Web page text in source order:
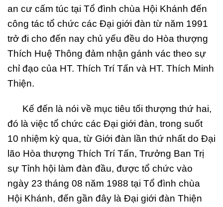
an cư cấm túc tại Tổ đình chùa Hội Khánh đến
công tác tổ chức các Đại giới đàn từ năm 1991
trở đi cho đến nay chủ yếu đều do Hòa thượng
Thích Huệ Thông đảm nhận gánh vác theo sự
chỉ đạo của HT. Thích Trí Tấn và HT. Thích Minh
Thiện.
Kế đến là nói về mục tiêu tối thượng thứ hai,
đó là việc tổ chức các Đại giới đàn, trong suốt
10 nhiệm kỳ qua, từ Giới đàn lần thứ nhất do Đại
lão Hòa thượng Thích Trí Tấn, Trưởng Ban Trị
sự Tỉnh hội làm đàn đầu, được tổ chức vào
ngày 23 tháng 08 năm 1988 tại Tổ đình chùa
Hội Khánh, đến gần đây là Đại giới đàn Thiện